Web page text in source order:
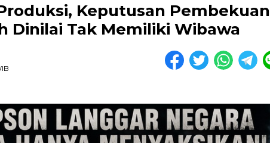
Keputusan Pembekuan
Dinilai Tak Memiliki Wibawa